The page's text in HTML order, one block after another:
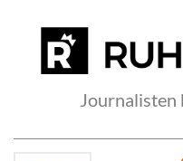
Journalisten